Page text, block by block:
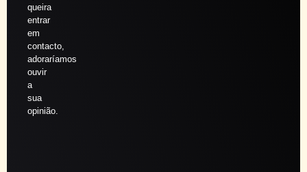
queira
entrar
em
contacto,
adoraríamos
ouvir
a
sua
opinião.